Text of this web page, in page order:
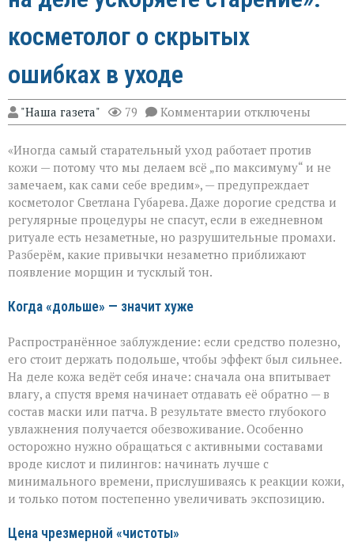
косметолог о скрытых
ошибках в уходе
"Наша газета" 79 Комментарии к
записи
думаете,
что
ухаживаете,
а
на
деле
ускоряете
старение»:
косметолог
отключены
«Иногда самый старательный уход работает против
кожи — потому что мы делаем всё „по максимуму“ и не
замечаем, как сами себе вредим», — предупреждает
косметолог Светлана Губарева. Даже дорогие средства и
регулярные процедуры не спасут, если в ежедневном
ритуале есть незаметные, но разрушительные промахи.
Разберём, какие привычки незаметно приближают
появление морщин и тусклый тон.
Когда «дольше» — значит хуже
Распространённое заблуждение: если средство полезно,
его стоит держать подольше, чтобы эффект был сильнее.
На деле кожа ведёт себя иначе: сначала она впитывает
влагу, а спустя время начинает отдавать её обратно — в
состав маски или патча. В результате вместо глубокого
увлажнения получается обезвоживание. Особенно
осторожно нужно обращаться с активными составами
вроде кислот и пилингов: начинать лучше с
минимального времени, прислушиваясь к реакции кожи,
и только потом постепенно увеличивать экспозицию.
Цена чрезмерной «чистоты»